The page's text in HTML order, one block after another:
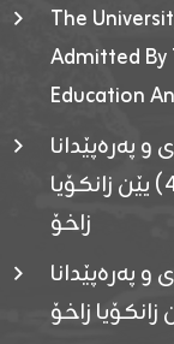
The
Admitted By
Education
پەرەپێدانا
پرۆگرامان بۆ قوتابیێن قوناغێن (٤٫٣٫٢) یێن زانکۆیا
زاخۆ
پەرەپێدانا
زاخۆ